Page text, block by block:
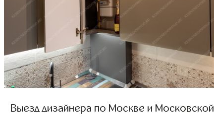
Выезд дизайнера по Москве и